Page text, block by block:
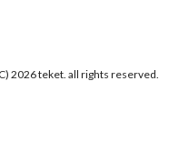
2026 teket. all rights reserved.